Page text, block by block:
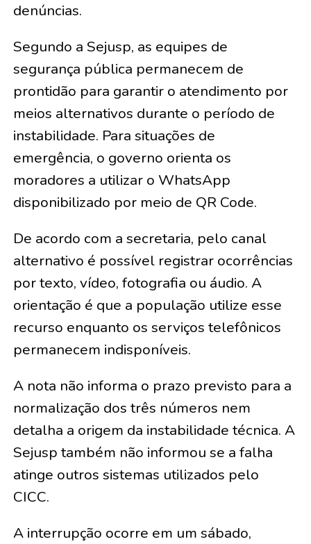
denúncias.
Segundo a Sejusp, as equipes de
segurança pública permanecem de
prontidão para garantir o atendimento por
meios alternativos durante o período de
instabilidade. Para situações de
emergência, o governo orienta os
moradores a utilizar o WhatsApp
disponibilizado por meio de QR Code.
De acordo com a secretaria, pelo canal
alternativo é possível registrar ocorrências
por texto, vídeo, fotografia ou áudio. A
orientação é que a população utilize esse
recurso enquanto os serviços telefônicos
permanecem indisponíveis.
A nota não informa o prazo previsto para a
normalização dos três números nem
detalha a origem da instabilidade técnica. A
Sejusp também não informou se a falha
atinge outros sistemas utilizados pelo
CICC.
A interrupção ocorre em um sábado,